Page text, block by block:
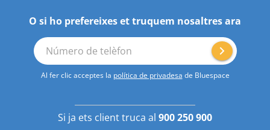
O si ho prefereixes et truquem nosaltres ara
Número de telèfon
Al fer clic acceptes la política de privadesa de Bluespace
Si ja ets client truca al 900 250 900